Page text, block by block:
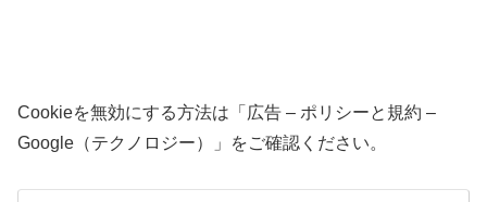
Cookieを無効にする方法は「広告 – ポリシーと規約 –
Google（テクノロジー）」をご確認ください。